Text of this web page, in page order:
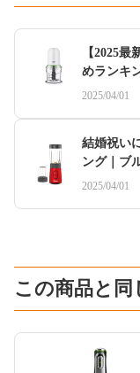
【2025
めランキ
2025/04/01
結婚祝い
ング｜ブ
2025/04/01
この商品と